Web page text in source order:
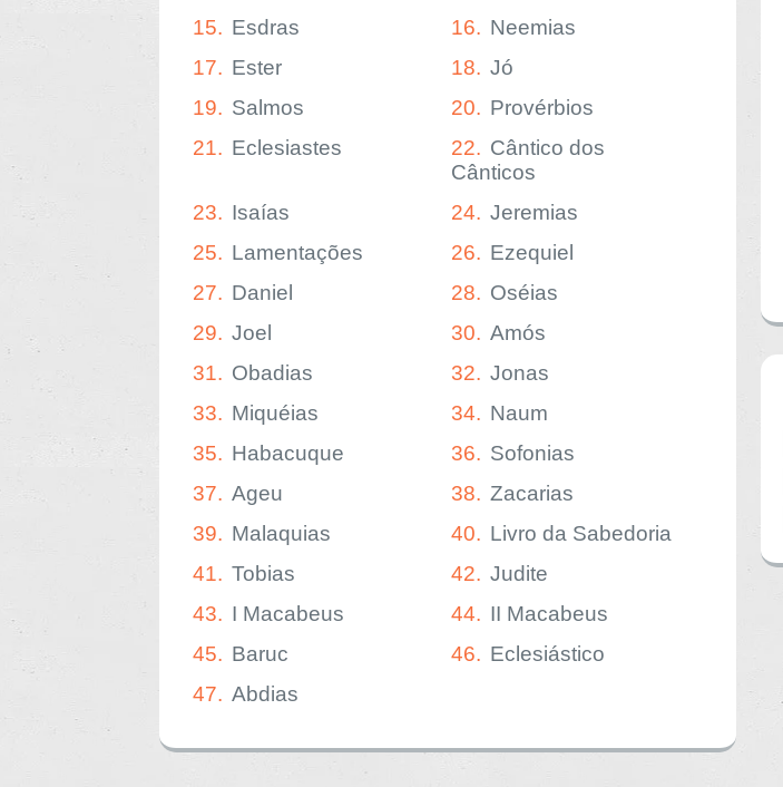
15. Esdras 16. Neemias
17. Ester 18. Jó
19. Salmos 20. Provérbios
21. Eclesiastes 22. Cântico dos
Cânticos
23. Isaías 24. Jeremias
25. Lamentações 26. Ezequiel
27. Daniel 28. Oséias
29. Joel 30. Amós
31. Obadias 32. Jonas
33. Miquéias 34. Naum
35. Habacuque 36. Sofonias
37. Ageu 38. Zacarias
39. Malaquias 40. Livro da Sabedoria
41. Tobias 42. Judite
43. I Macabeus 44. II Macabeus
45. Baruc 46. Eclesiástico
47. Abdias